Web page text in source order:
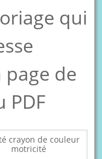
qui
de
PDF
crayon de couleur
motricité